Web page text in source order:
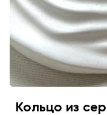
Кольцо из